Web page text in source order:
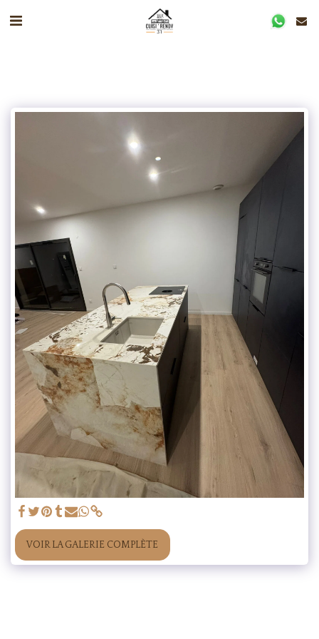
VOIR LA GALERIE COMPLÈTE